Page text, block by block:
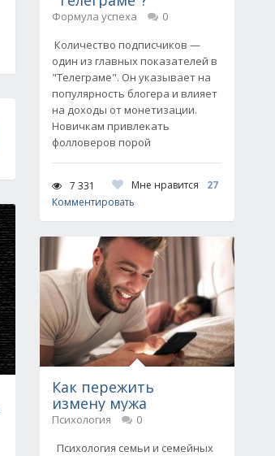
Формула успеха
0
Количество подписчиков —
один из главных показателей в
"Телеграме". Он указывает на
популярность блогера и влияет
на доходы от монетизации.
Новичкам привлекать
фолловеров порой
7 331 Мне нравится
27
Комментировать
Как пережить
измену мужа
Психология
0
Психология семьи и семейных